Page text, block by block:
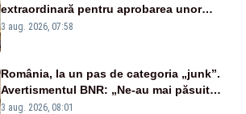
extraordinară pentru aprobarea unor
jaloane din PNRR
3 aug. 2026, 07:58
România, la un pas de categoria „junk”.
Avertismentul BNR: „Ne-au mai păsuit
pentru câteva luni”
3 aug. 2026, 08:01